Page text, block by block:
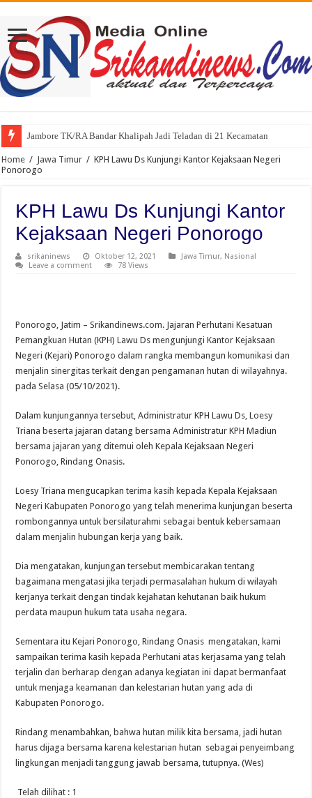
Jambore TK/RA Bandar Khalipah Jadi Teladan di 21 Kecamatan
Home / Jawa Timur / KPH Lawu Ds Kunjungi Kantor Kejaksaan Negeri
Ponorogo
KPH Lawu Ds Kunjungi Kantor
Kejaksaan Negeri Ponorogo
srikaninews Oktober 12, 2021 Jawa Timur, Nasional
Leave a comment
78 Views
Ponorogo, Jatim – Srikandinews.com. Jajaran Perhutani Kesatuan
Pemangkuan Hutan (KPH) Lawu Ds mengunjungi Kantor Kejaksaan
Negeri (Kejari) Ponorogo dalam rangka membangun komunikasi dan
menjalin sinergitas terkait dengan pengamanan hutan di wilayahnya.
pada Selasa (05/10/2021).
Dalam kunjungannya tersebut, Administratur KPH Lawu Ds, Loesy
Triana beserta jajaran datang bersama Administratur KPH Madiun
bersama jajaran yang ditemui oleh Kepala Kejaksaan Negeri
Ponorogo, Rindang Onasis.
Loesy Triana mengucapkan terima kasih kepada Kepala Kejaksaan
Negeri Kabupaten Ponorogo yang telah menerima kunjungan beserta
rombongannya untuk bersilaturahmi sebagai bentuk kebersamaan
dalam menjalin hubungan kerja yang baik.
Dia mengatakan, kunjungan tersebut membicarakan tentang
bagaimana mengatasi jika terjadi permasalahan hukum di wilayah
kerjanya terkait dengan tindak kejahatan kehutanan baik hukum
perdata maupun hukum tata usaha negara.
Sementara itu Kejari Ponorogo, Rindang Onasis mengatakan, kami
sampaikan terima kasih kepada Perhutani atas kerjasama yang telah
terjalin dan berharap dengan adanya kegiatan ini dapat bermanfaat
untuk menjaga keamanan dan kelestarian hutan yang ada di
Kabupaten Ponorogo.
Rindang menambahkan, bahwa hutan milik kita bersama, jadi hutan
harus dijaga bersama karena kelestarian hutan sebagai penyeimbang
lingkungan menjadi tanggung jawab bersama, tutupnya. (Wes)
Telah dilihat : 1